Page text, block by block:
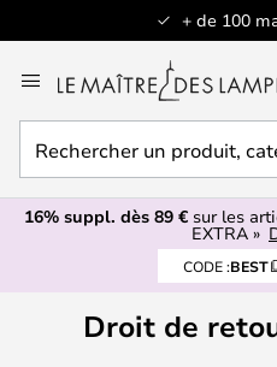
+ de 100
au
contenu
un
produit,
catégorie...
16% suppl. dès 89 € sur les
EXTRA »
CODE :BEST
Droit de